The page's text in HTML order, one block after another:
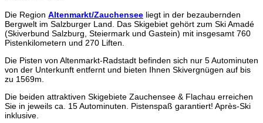
Die Region Altenmarkt/Zauchensee liegt in der bezaubernden
Bergwelt im Salzburger Land. Das Skigebiet gehört zum Ski Amadé
(Skiverbund Salzburg, Steiermark und Gastein) mit insgesamt 760
Pistenkilometern und 270 Liften.
Die Pisten von Altenmarkt-Radstadt befinden sich nur 5 Autominuten
von der Unterkunft entfernt und bieten Ihnen Skivergnügen auf bis
zu 1569m.
Die beiden attraktiven Skigebiete Zauchensee & Flachau erreichen
Sie in jeweils ca. 15 Autominuten. Pistenspaß garantiert! Après-Ski
inklusive.